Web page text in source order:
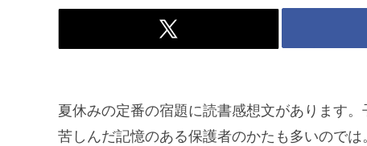
夏休みの定番の宿題に読書感想文があります
苦しんだ記憶のある保護者のかたも多いので